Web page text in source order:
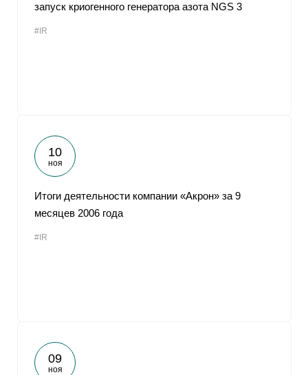
запуск криогенного генератора азота NGS 3
#IR
10
ноя
Итоги деятельности компании «Акрон» за 9
месяцев 2006 года
#IR
09
ноя